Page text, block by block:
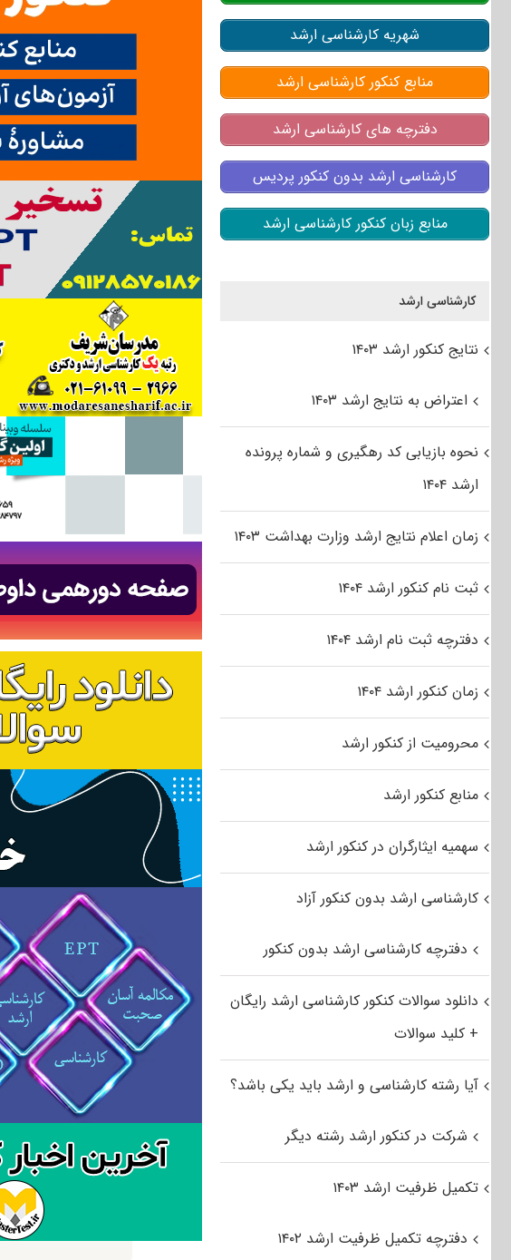
شهریه کارشناسی ارشد
منابع کنکور کارشناسی ارشد
دفترچه های کارشناسی ارشد
کارشناسی ارشد بدون کنکور پردیس
منابع زبان کنکور کارشناسی ارشد
کارشناسی ارشد
نتایج کنکور ارشد ۱۴۰۳
اعتراض به نتایج ارشد ۱۴۰۳
نحوه بازیابی کد رهگیری و شماره پرونده
ارشد ۱۴۰۴
زمان اعلام نتایج ارشد وزارت بهداشت ۱۴۰۳
ثبت نام کنکور ارشد ۱۴۰۴
دفترچه ثبت نام ارشد ۱۴۰۴
زمان کنکور ارشد ۱۴۰۴
محرومیت از کنکور ارشد
منابع کنکور ارشد
سهمیه ایثارگران در کنکور ارشد
کارشناسی ارشد بدون کنکور آزاد
دفترچه کارشناسی ارشد بدون کنکور
دانلود سوالات کنکور کارشناسی ارشد رایگان
+ کلید سوالات
آیا رشته کارشناسی و ارشد باید یکی باشد؟
شرکت در کنکور ارشد رشته دیگر
تکمیل ظرفیت ارشد ۱۴۰۳
دفترچه تکمیل ظرفیت ارشد ۱۴۰۲